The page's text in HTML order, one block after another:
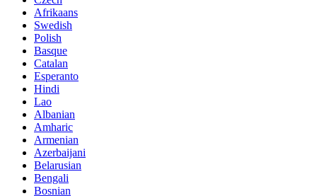
Afrikaans
Swedish
Polish
Basque
Catalan
Esperanto
Hindi
Lao
Albanian
Amharic
Armenian
Azerbaijani
Belarusian
Bengali
Bosnian